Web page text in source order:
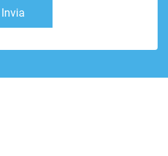
Invia